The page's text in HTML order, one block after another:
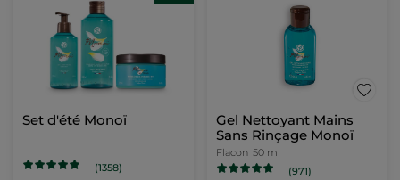
Set d'été Monoï
(1358)
Gel Nettoyant Mains
Sans Rinçage Monoï
Flacon 50 ml
(971)